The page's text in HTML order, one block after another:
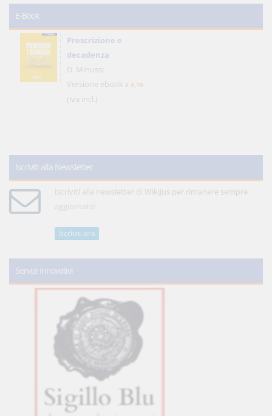
E-Book
Prescrizione e
decadenza
D. Minussi
Versione ebook € 4,19
(iva incl.)
Iscriviti alla Newsletter
Iscriviti alla newsletter di WikiJus per rimanere sempre
aggiornato!
Iscriviti ora
Servizi innovativi